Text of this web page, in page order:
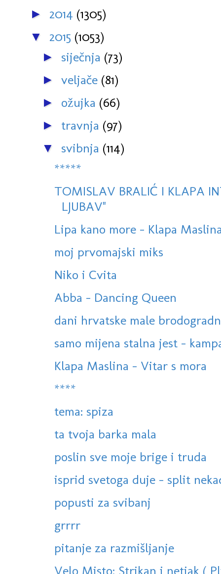
► 2014 (1305)
▼ 2015 (1053)
► siječnja (73)
► veljače (81)
► ožujka (66)
► travnja (97)
▼ svibnja (114)
*****
TOMISLAV BRALIĆ I KLAPA
LJUBAV''
Lipa kano more - Klapa
moj prvomajski miks
Niko i Cvita
Abba - Dancing Queen
dani hrvatske male
samo mijena stalna jest -
Klapa Maslina - Vitar s mora
****
tema: spiza
ta tvoja barka mala
poslin sve moje brige i truda
isprid svetoga duje - split
popusti za svibanj
grrrr
pitanje za razmišljanje
Velo Misto: Strikan i netjak (